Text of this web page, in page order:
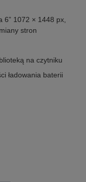
1072 × 1448 px,
stron
na czytniku
ładowania baterii